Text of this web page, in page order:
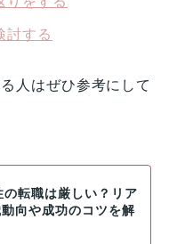
討する
人はぜひ参考にして
の転職は厳しい？リア
向や成功のコツを解